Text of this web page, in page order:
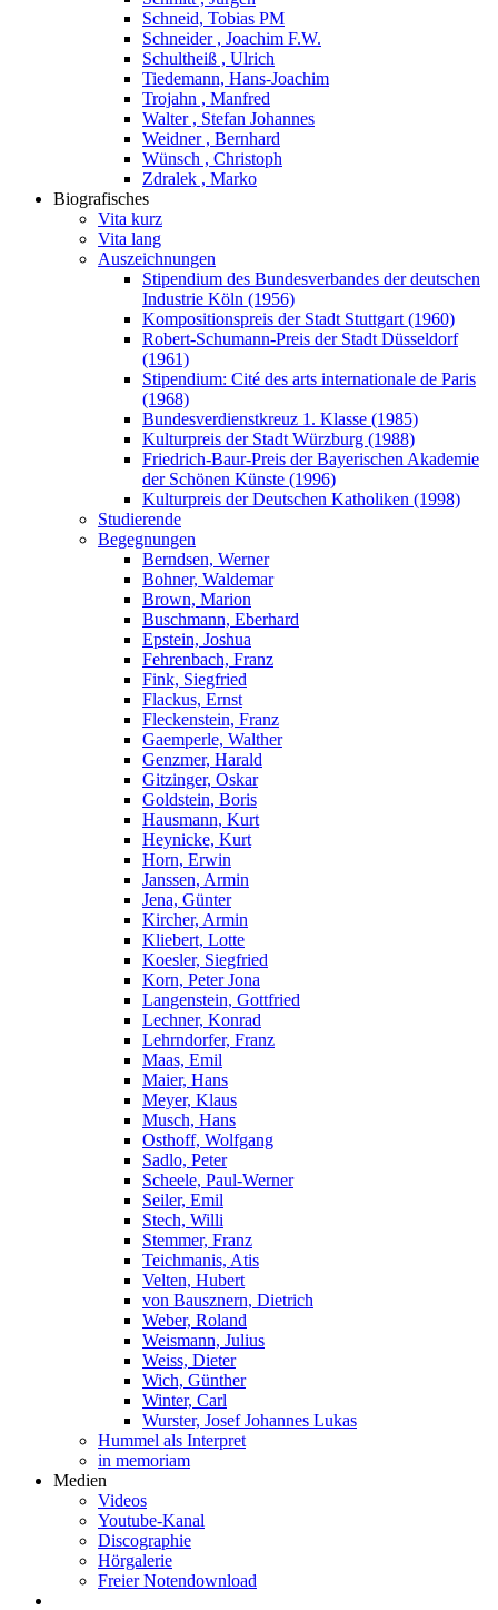
Schneid, Tobias PM
Schneider , Joachim F.W.
Schultheiß , Ulrich
Tiedemann, Hans-Joachim
Trojahn , Manfred
Walter , Stefan Johannes
Weidner , Bernhard
Wünsch , Christoph
Zdralek , Marko
Biografisches
Vita kurz
Vita lang
Auszeichnungen
Stipendium des Bundesverbandes der deutschen
Industrie Köln (1956)
Kompositionspreis der Stadt Stuttgart (1960)
Robert-Schumann-Preis der Stadt Düsseldorf
(1961)
Stipendium: Cité des arts internationale de Paris
(1968)
Bundesverdienstkreuz 1. Klasse (1985)
Kulturpreis der Stadt Würzburg (1988)
Friedrich-Baur-Preis der Bayerischen Akademie
der Schönen Künste (1996)
Kulturpreis der Deutschen Katholiken (1998)
Studierende
Begegnungen
Berndsen, Werner
Bohner, Waldemar
Brown, Marion
Buschmann, Eberhard
Epstein, Joshua
Fehrenbach, Franz
Fink, Siegfried
Flackus, Ernst
Fleckenstein, Franz
Gaemperle, Walther
Genzmer, Harald
Gitzinger, Oskar
Goldstein, Boris
Hausmann, Kurt
Heynicke, Kurt
Horn, Erwin
Janssen, Armin
Jena, Günter
Kircher, Armin
Kliebert, Lotte
Koesler, Siegfried
Korn, Peter Jona
Langenstein, Gottfried
Lechner, Konrad
Lehrndorfer, Franz
Maas, Emil
Maier, Hans
Meyer, Klaus
Musch, Hans
Osthoff, Wolfgang
Sadlo, Peter
Scheele, Paul-Werner
Seiler, Emil
Stech, Willi
Stemmer, Franz
Teichmanis, Atis
Velten, Hubert
von Bausznern, Dietrich
Weber, Roland
Weismann, Julius
Weiss, Dieter
Wich, Günther
Winter, Carl
Wurster, Josef Johannes Lukas
Hummel als Interpret
in memoriam
Medien
Videos
Youtube-Kanal
Discographie
Hörgalerie
Freier Notendownload